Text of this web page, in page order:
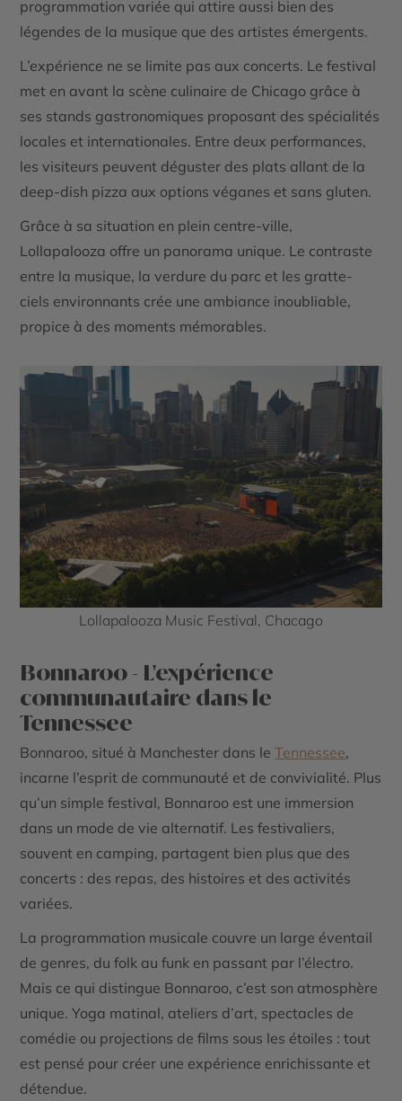
programmation variée qui attire aussi bien des
légendes de la musique que des artistes émergents.
L’expérience ne se limite pas aux concerts. Le festival
met en avant la scène culinaire de Chicago grâce à
ses stands gastronomiques proposant des spécialités
locales et internationales. Entre deux performances,
les visiteurs peuvent déguster des plats allant de la
deep-dish pizza aux options véganes et sans gluten.
Grâce à sa situation en plein centre-ville,
Lollapalooza offre un panorama unique. Le contraste
entre la musique, la verdure du parc et les gratte-
ciels environnants crée une ambiance inoubliable,
propice à des moments mémorables.
Lollapalooza Music Festival, Chacago
Bonnaroo - L'expérience
communautaire dans le
Tennessee
Bonnaroo, situé à Manchester dans leTennessee,
incarne l’esprit de communauté et de convivialité. Plus
qu’un simple festival, Bonnaroo est une immersion
dans un mode de vie alternatif. Les festivaliers,
souvent en camping, partagent bien plus que des
concerts : des repas, des histoires et des activités
variées.
La programmation musicale couvre un large éventail
de genres, du folk au funk en passant par l’électro.
Mais ce qui distingue Bonnaroo, c’est son atmosphère
unique. Yoga matinal, ateliers d’art, spectacles de
comédie ou projections de films sous les étoiles : tout
est pensé pour créer une expérience enrichissante et
détendue.